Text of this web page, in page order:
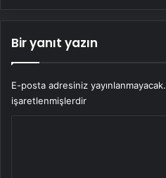
Bir yanıt yazın
E-posta adresiniz yayınlanmayacak.
işaretlenmişlerdir